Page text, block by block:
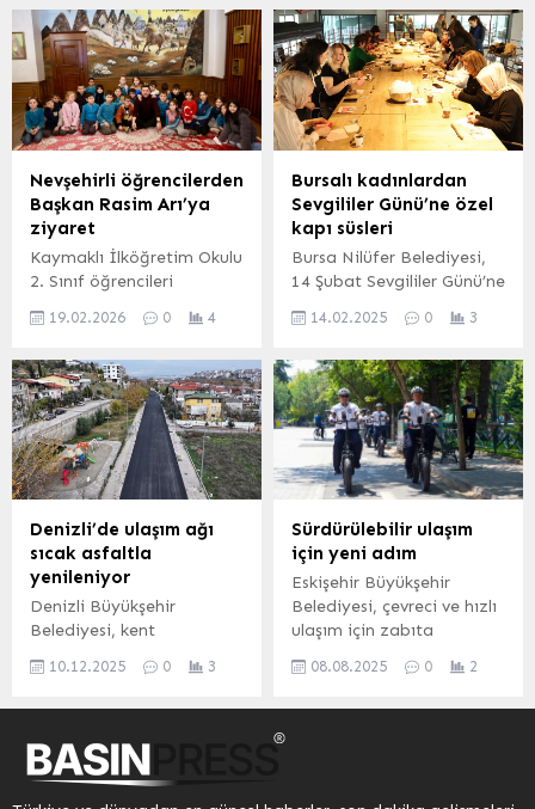
kameralarına yansıdı.
Pazaryeri Gündem /
BİLECİK (İGFA) –
Pazaryeri ilçesinin yüksek
kesimlerinde kar yağışı
etkisini gösterirken
yiyecek arayan domuz
sürüsü avcılardan
kaçmaya çalışıp ayılara
yem oluyordu.
Bozcaarmut Köyü’ne 2,5
kilometre uzaklıkta Kırıklık
Mevkii’nde bulunan...
Buluşma Sergisi’’nin
açılışını Hafızaevi
Müzesi’nde gerçekleştirdi.
İSTANBUL (İGFA) – Bu
sene 100.yılını kutlayan
Eyüp Sabri Tuncer, “ikinci
yüzyıla başlamanın
onuruyla” sloganıyla
yönettiği 100.yıl projeleri
kapsamında “Yüzyıllık
Buluşma” sergisini
ziyaretçileri ile
buluşturuyor. Kâmil
sunulan sergi,
ziyaretçilere...
Nevşehirli öğrencilerden
Başkan Rasim Arı’ya
ziyaret
Kaymaklı İlköğretim Okulu
2. Sınıf öğrencileri
Rasim Arı’yı makamında
(İGFA) – Minik misafirlerini
makamında konuk eden
Belediye Başkanı Rasim
Arı, ilkokul 2. Sınıf
öğrencilerinin yönelttiği
sorulara cevap vererek
çeşitli hediyeler verdi.
Gerçekleştirilen ziyaret
kapsamında öğrencilerle
bir araya gelen Nevşehir
Belediye Başkanı Rasim
Arı, belediyecilik...
19.02.2026 0 4
Bursalı kadınlardan
Sevgililer Günü’ne özel
kapı süsleri
Bursa Nilüfer Belediyesi,
14 Şubat Sevgililer Günü’ne
düzenledi. Nilüfer’deki
derneklerinin üyeleri,
atölyede eski ve atık
kumaşları değerlendirerek,
birbirinden renkli kapı
süsleri tasarladı.
14.02.2025 0 3
Denizli’de ulaşım ağı
sıcak asfaltla
yenileniyor
Denizli Büyükşehir
Belediyesi, kent
yenileme çalışmaları
DENİZLİ (İGFA) – Bu
kapsamda Gümüşçay
10.12.2025 0 3
Sürdürülebilir ulaşım
için yeni adım
Eskişehir Büyükşehir
Belediyesi, çevreci ve hızlı
ulaşım için zabıta
bisikletlerde donattı. Yeni
08.08.2025 0 2